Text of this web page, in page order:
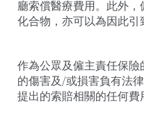
廳索償醫療費用。此外
化合物，亦可以為因此引
作為公眾及僱主責任保
的傷害及/或損害負有法
提出的索賠相關的任何費